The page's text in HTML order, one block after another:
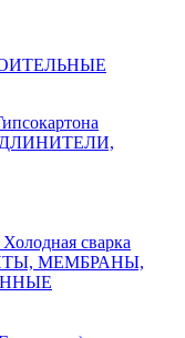
сварка
МЕМБРАНЫ,